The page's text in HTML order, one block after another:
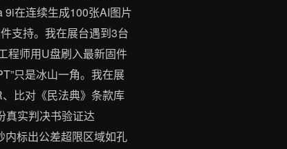
在连续生成100张AI图片
支持。我在展台遇到3台
程师用U盘刷入最新固件
只是冰山一角。我在展
比对《民法典》条款库
真实判决书验证达
标出公差超限区域如孔